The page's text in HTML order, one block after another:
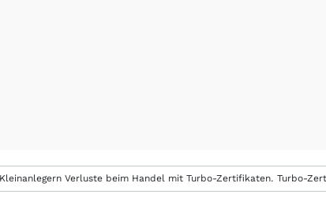
Verluste beim Handel mit Turbo-Zertifikaten. Turbo-